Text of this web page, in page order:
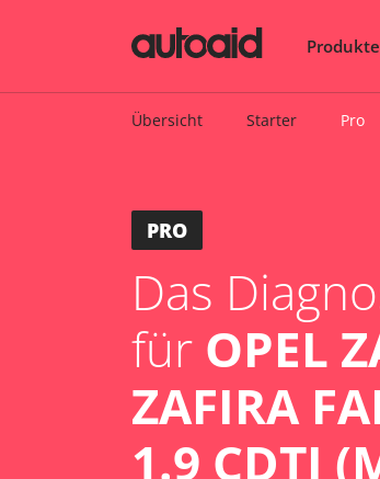
Produkte
Übersicht Starter Pro
PRO
Das
für OPEL
ZAFIRA
1.9 CDTI